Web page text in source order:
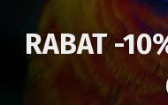
RABAT -